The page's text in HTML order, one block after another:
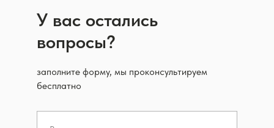
У вас остались
вопросы?
заполните форму, мы проконсультируем
бесплатно